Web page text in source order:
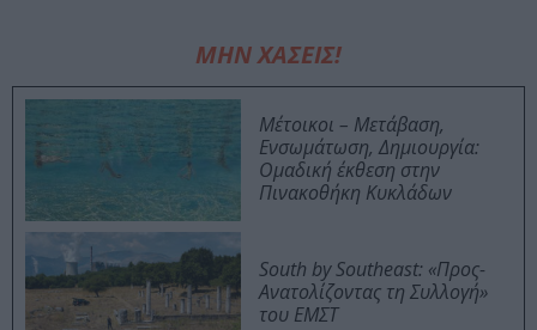
ΜΗΝ ΧΑΣΕΙΣ!
Μέτοικοι – Μετάβαση,
Ενσωμάτωση, Δημιουργία:
Ομαδική έκθεση στην
Πινακοθήκη Κυκλάδων
South by Southeast: «Προς-
Ανατολίζοντας τη Συλλογή»
του ΕΜΣΤ